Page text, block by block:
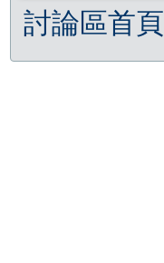
討論區首頁